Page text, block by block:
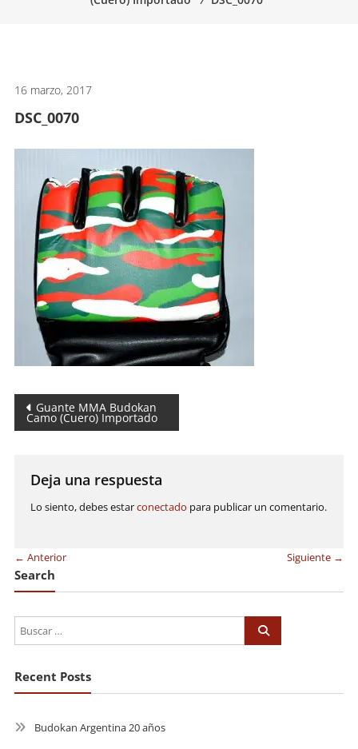
16 marzo, 2017
DSC_0070
Navegación
de
entradas
Guante MMA Budokan
Camo (Cuero) Importado
Deja una respuesta
Lo siento, debes estarconectado para publicar un comentario.
← Anterior Siguiente →
Search
Recent Posts
Budokan Argentina 20 años